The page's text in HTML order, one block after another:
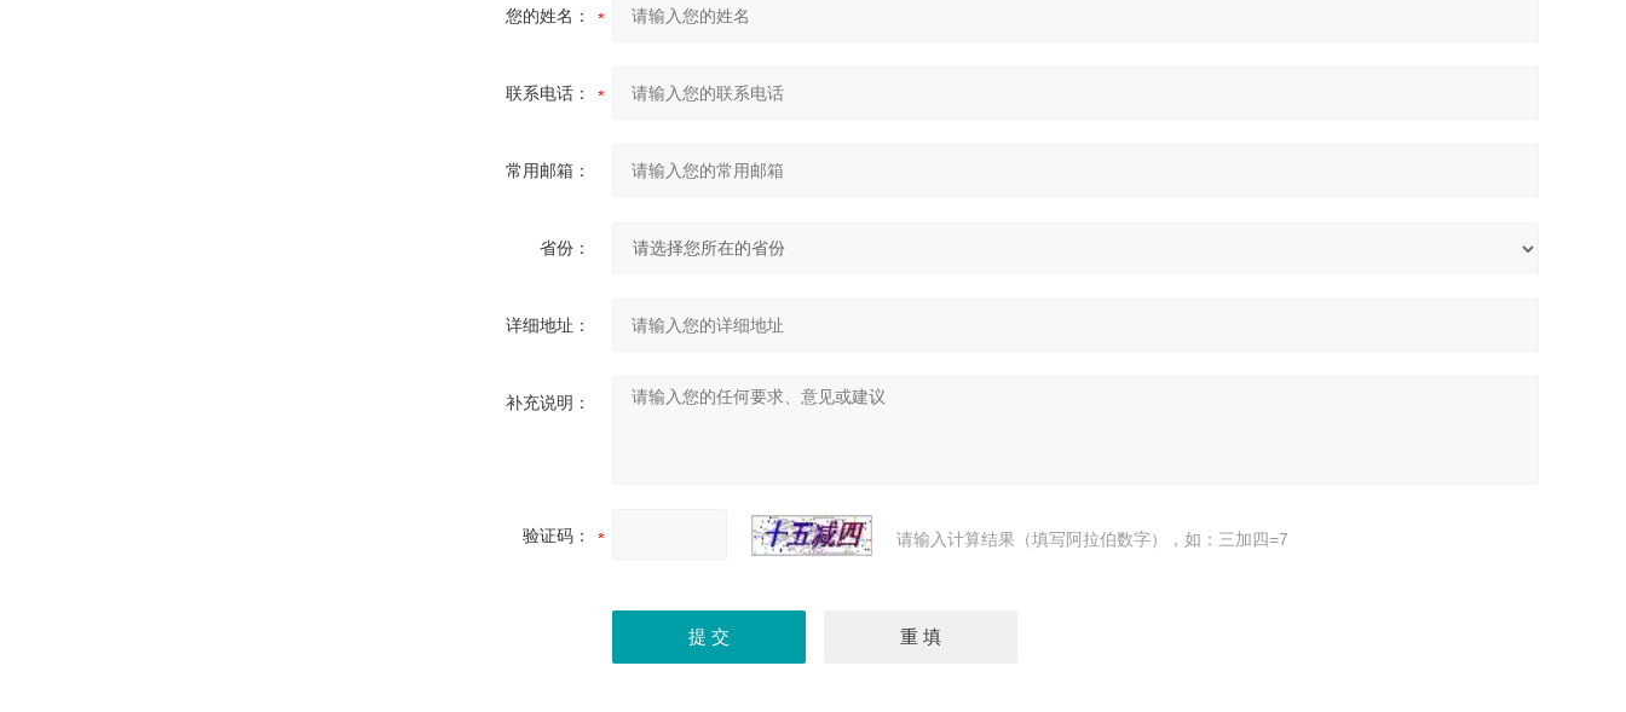
您的姓名：
联系电话：
常用邮箱：
省份：
详细地址：
补充说明：
验证码： 请输入计算结果（填写阿拉伯数字），如：三加四=7